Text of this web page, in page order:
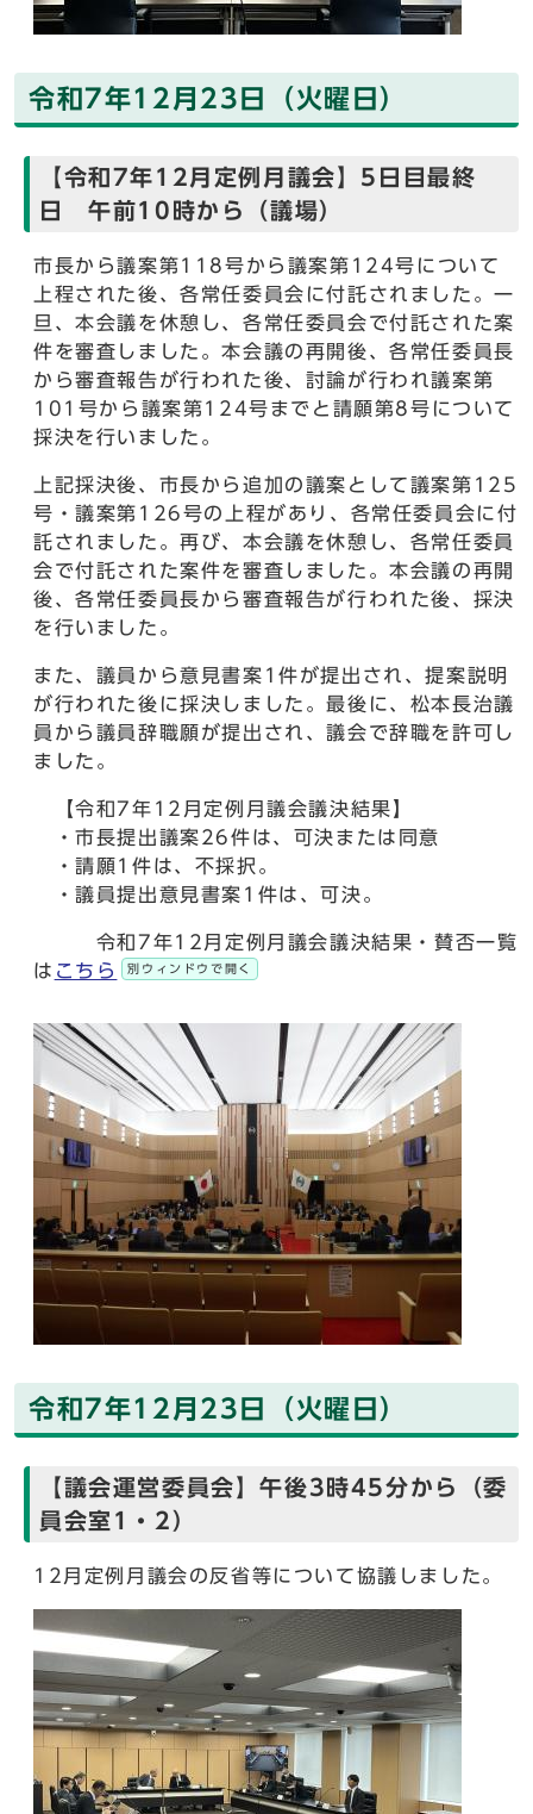
令和7年12月23日（火曜日）
【令和7年12月定例月議会】5日目最終
日 午前10時から（議場）
市長から議案第118号から議案第124号について
上程された後、各常任委員会に付託されました。一
旦、本会議を休憩し、各常任委員会で付託された案
件を審査しました。本会議の再開後、各常任委員長
から審査報告が行われた後、討論が行われ議案第
101号から議案第124号までと請願第8号について
採決を行いました。
上記採決後、市長から追加の議案として議案第125
号・議案第126号の上程があり、各常任委員会に付
託されました。再び、本会議を休憩し、各常任委員
会で付託された案件を審査しました。本会議の再開
後、各常任委員長から審査報告が行われた後、採決
を行いました。
また、議員から意見書案1件が提出され、提案説明
が行われた後に採決しました。最後に、松本長治議
員から議員辞職願が提出され、議会で辞職を許可し
ました。
【令和7年12月定例月議会議決結果】
・市長提出議案26件は、可決または同意
・請願1件は、不採択。
・議員提出意見書案1件は、可決。
令和7年12月定例月議会議決結果・賛否一覧
は こちら 別ウィンドウで開く
令和7年12月23日（火曜日）
【議会運営委員会】午後3時45分から（委
員会室1・2）
12月定例月議会の反省等について協議しました。